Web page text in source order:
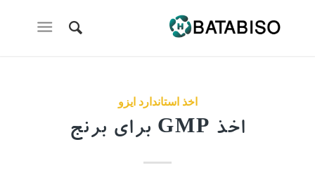
اخذ استاندارد ایزو
اخذ GMP برای برنج